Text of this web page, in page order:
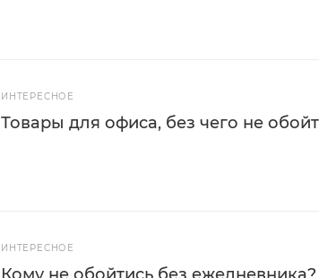
ИНТЕРЕСНОЕ
Товары для офиса, без чего не
ИНТЕРЕСНОЕ